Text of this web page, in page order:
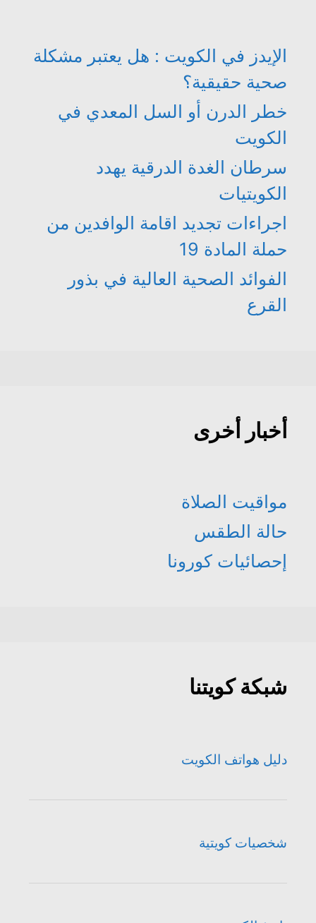
الإيدز في الكويت : هل يعتبر مشكلة
صحية حقيقية؟
خطر الدرن أو السل المعدي في
الكويت
سرطان الغدة الدرقية يهدد
الكويتيات
اجراءات تجديد اقامة الوافدين من
حملة المادة 19
الفوائد الصحية العالية في بذور
القرع
أخبار أخرى
مواقيت الصلاة
حالة الطقس
إحصائيات كورونا
شبكة كويتنا
دليل هواتف الكويت
شخصيات كويتية